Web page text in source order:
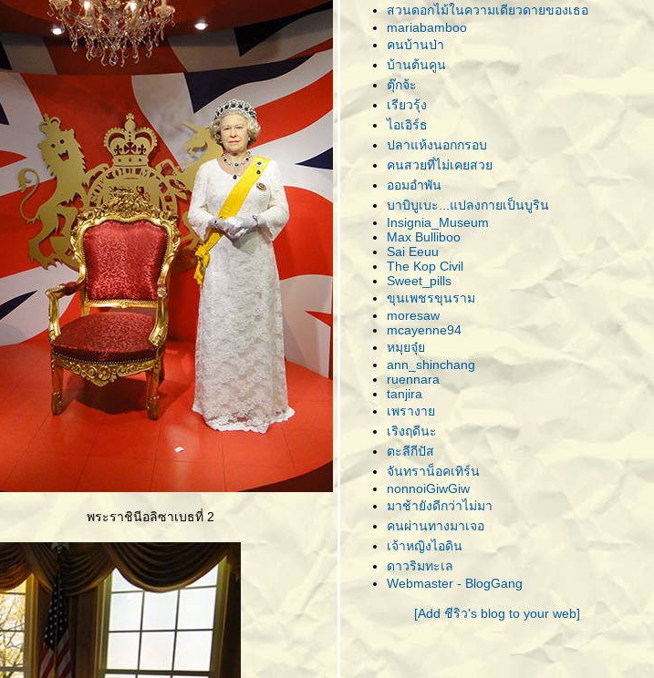
พระราชินีอลิซาเบธที่ 2
สวนดอกไม้ในความเดียวดายของเธอ
mariabamboo
คนบ้านป่า
บ้านต้นคูน
ตุ๊กจ้ะ
เรียวรุ้ง
ไอเอิร์ธ
ปลาแห้งนอกกรอบ
คนสวยที่ไม่เคยสว
ออมอำพัน
บาบิบูเบะ...แปลงกายเป็นบูริน
Insignia_Museum
Max Bulliboo
Sai Eeuu
The Kop Civil
Sweet_pills
ขุนเพชรขุนราม
moresaw
mcayenne94
หมุยจุ๋
ann_shinchang
ruennara
tanjira
เพรางา
เริงฤดีนะ
ตะลีกีปัส
จันทราน็อคเทิร์น
nonnoiGiwGiw
มาช้ายังดีกว่าไม่มา
คนผ่านทางมาเจอ
เจ้าหญิงไอดิน
ดาวริมทะเล
Webmaster - BlogGang
[Add ชีริว's blog to your web]